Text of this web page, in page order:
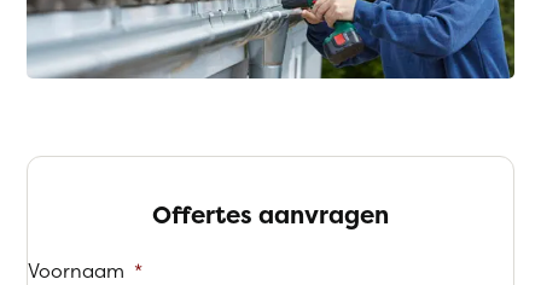
Offertes aanvragen
Voornaam *